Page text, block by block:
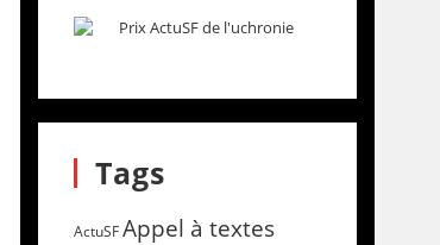
Tags
ActuSF Appel à textes